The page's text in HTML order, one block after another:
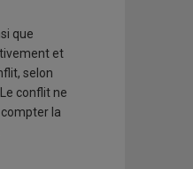
que
et
selon
conflit ne
la